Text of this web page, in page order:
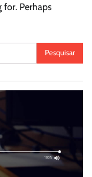
for. Perhaps